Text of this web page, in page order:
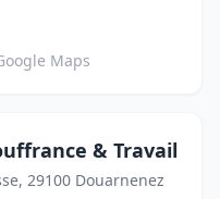
Maps
& Travail
29100 Douarnenez